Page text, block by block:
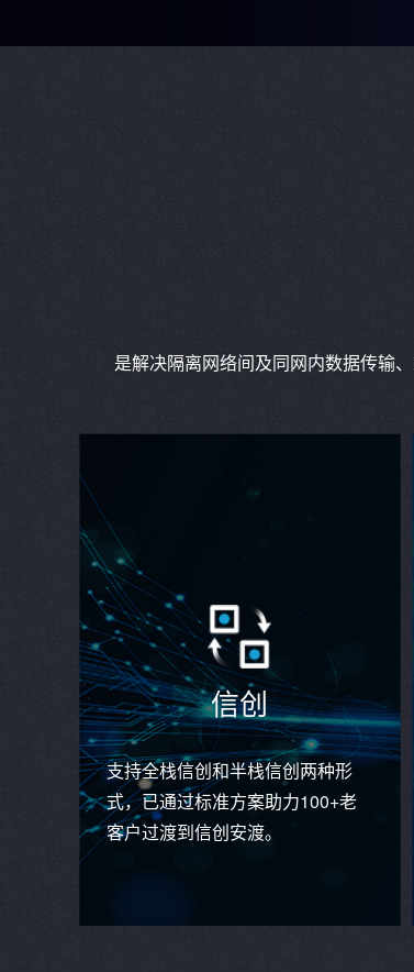
是解决隔离网络间及同网内数据传输
信创
支持全栈信创和半栈信创两种形
式，已通过标准方案助力100+老
客户过渡到信创安渡。